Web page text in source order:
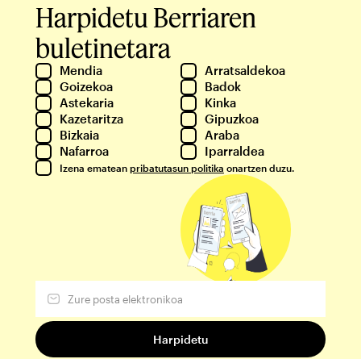
Harpidetu Berriaren
buletinetara
Mendia
Arratsaldekoa
Goizekoa
Badok
Astekaria
Kinka
Kazetaritza
Gipuzkoa
Bizkaia
Araba
Nafarroa
Iparraldea
Izena ematean pribatutasun politika onartzen duzu.